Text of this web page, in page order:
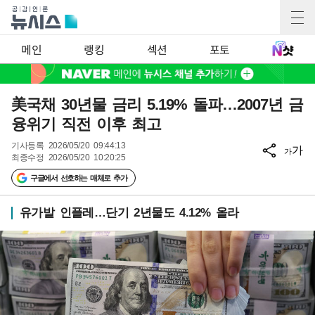
메인 랭킹 섹션 포토
美국채 30년물 금리 5.19% 돌파…2007년 금
융위기 직전 이후 최고
기사등록 2026/05/20 09:44:13
최종수정 2026/05/20 10:20:25
구글에서 선호하는 매체로 추가
가가
유가발 인플레…단기 2년물도 4.12% 올라